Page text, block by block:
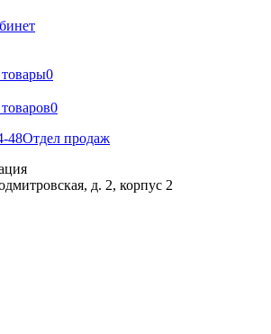
0
0
48Отдел продаж
д. 2, корпус 2